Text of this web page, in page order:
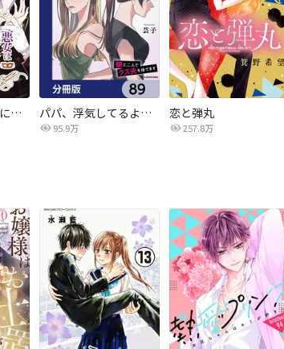
悪女は仮面の騎士に騙されない パパ、浮気してるよ？娘と二人でクズ夫を捨てます【分冊版】
95.9万
恋と弾丸
257.8万